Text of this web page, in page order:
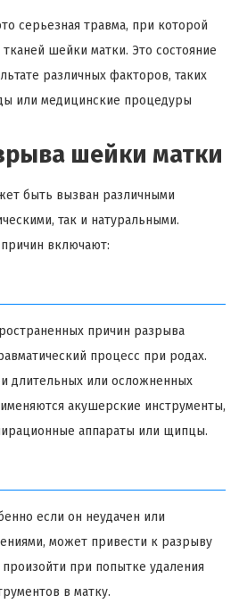
серьезная травма, при которой
шейки матки. Это состояние
различных факторов, таких
или медицинские процедуры
шейки матки
быть вызван различными
так и натуральными.
включают:
причин разрыва
процесс при родах.
длительных или осложненных
акушерские инструменты,
аппараты или щипцы.
если он неудачен или
может привести к разрыву
при попытке удаления
в матку.